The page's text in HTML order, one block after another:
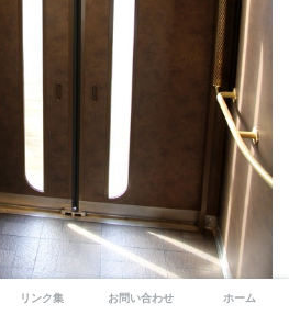
リンク集 お問い合わせ ホーム